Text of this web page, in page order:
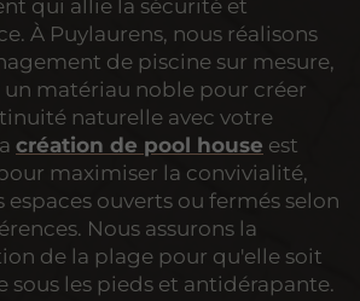
qui allie la sécurité et
À Puylaurens, nous réalisons
de piscine sur mesure,
matériau noble pour créer
naturelle avec votre
création de pool house est
maximiser la convivialité,
espaces ouverts ou fermés selon
Nous assurons la
de la plage pour qu'elle soit
sous les pieds et antidérapante.